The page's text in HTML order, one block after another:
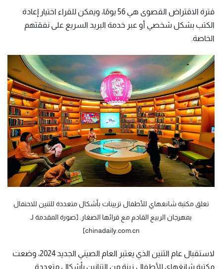
فترة الاقتراض القصوى هي 56 يومًا، ويمكن للقراء اختيار إعادة
الكتب بشكل شخصي أو عبر خدمة البريد السريع على نفقتهم
الخاصة.
تعلق مكتبة شانغهاي للأطفال تزيينات بأشكال متعددة للتنين للاحتفال
بمهرجان الربيع القادم مع قرائها الصغار. [صورة المقدمة لـ
chinadaily.com.cn]
لاستقبال عام التنين الذي يعتبر العام الصيني الجديد 2024، وضعت
مكتبة شانغهاي للأطفال زينة من التنانين بأشكال متعددة